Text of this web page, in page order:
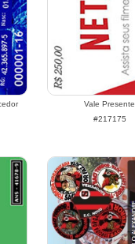
Vale Presente
#217175